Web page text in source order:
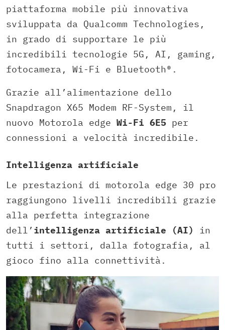
piattaforma mobile più innovativa
sviluppata da Qualcomm Technologies,
in grado di supportare le più
incredibili tecnologie 5G, AI, gaming,
fotocamera, Wi-Fi e Bluetooth®.
Grazie all’alimentazione dello
Snapdragon X65 Modem RF-System, il
nuovo Motorola edge Wi-Fi 6E5 per
connessioni a velocità incredibile.
Intelligenza artificiale
Le prestazioni di motorola edge 30 pro
raggiungono livelli incredibili grazie
alla perfetta integrazione
dell’ intelligenza artificiale (AI)
in
tutti i settori, dalla fotografia, al
gioco fino alla connettività.